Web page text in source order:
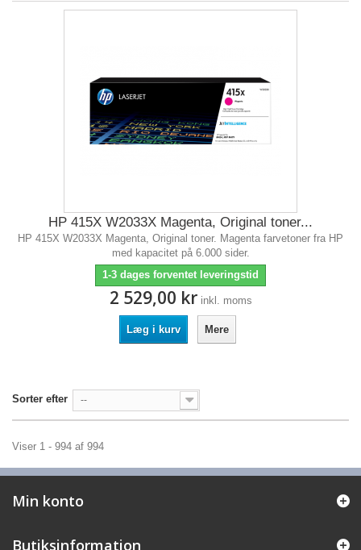
HP 415X W2033X Magenta, Original toner...
HP 415X W2033X Magenta, Original toner. Magenta farvetoner fra HP
med kapacitet på 6.000 sider.
1-3 dages forventet leveringstid
2 529,00 kr inkl. moms
Læg i kurv Mere
Sorter efter --
Viser 1 - 994 af 994
Min konto
Butiksinformation